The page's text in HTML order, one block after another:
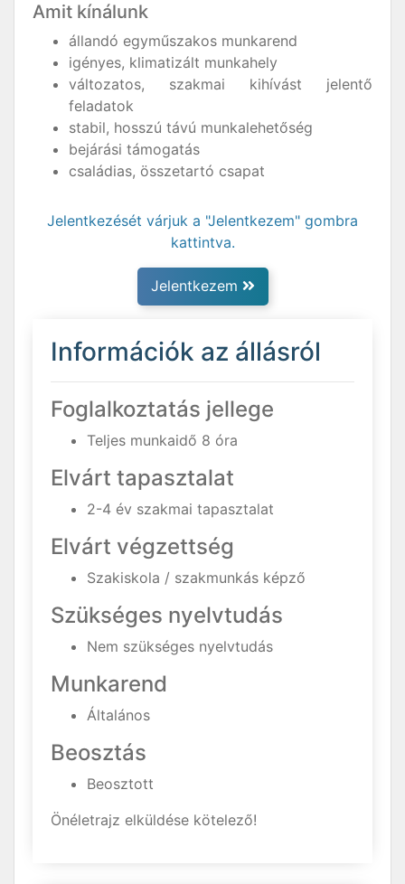
Amit kínálunk
állandó egyműszakos munkarend
igényes, klimatizált munkahely
változatos, szakmai kihívást jelentő
feladatok
stabil, hosszú távú munkalehetőség
bejárási támogatás
családias, összetartó csapat
Jelentkezését várjuk a "Jelentkezem" gombra
kattintva.
Jelentkezem
Információk az állásról
Foglalkoztatás jellege
Teljes munkaidő 8 óra
Elvárt tapasztalat
2-4 év szakmai tapasztalat
Elvárt végzettség
Szakiskola / szakmunkás képző
Szükséges nyelvtudás
Nem szükséges nyelvtudás
Munkarend
Általános
Beosztás
Beosztott
Önéletrajz elküldése kötelező!